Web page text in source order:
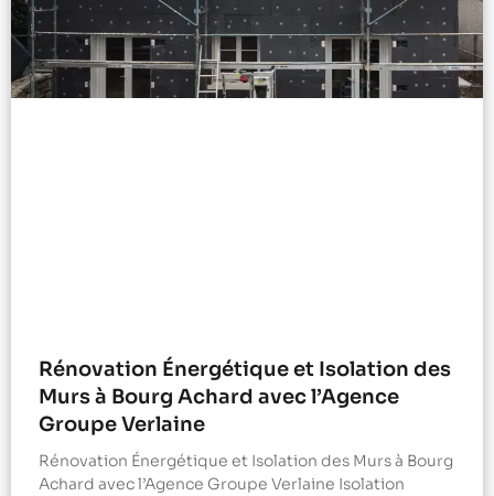
Rénovation Énergétique et Isolation des
Murs à Bourg Achard avec l’Agence
Groupe Verlaine
Rénovation Énergétique et Isolation des Murs à Bourg
Achard avec l’Agence Groupe Verlaine Isolation